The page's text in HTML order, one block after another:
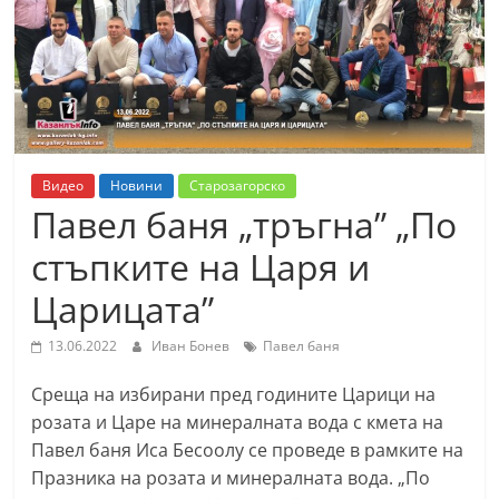
т
К
а
з
а
н
ъ
к
и
о
л
а
с
т
Видео Новини Старозагорско
Павел баня „тръгна” „По
стъпките на Царя и
Царицата”
13.06.2022 Иван Бонев Павел баня
Среща на избирани пред годините Царици на
розата и Царе на минералната вода с кмета на
Павел баня Иса Бесоолу се проведе в рамките на
Празника на розата и минералната вода. „По